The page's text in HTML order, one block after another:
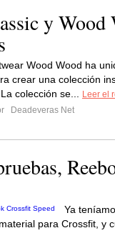
y Wood
Wood Wood ha
crear una colección
colección se...
Leer el
Deadeveras Net
Ya
para Crossfit, y